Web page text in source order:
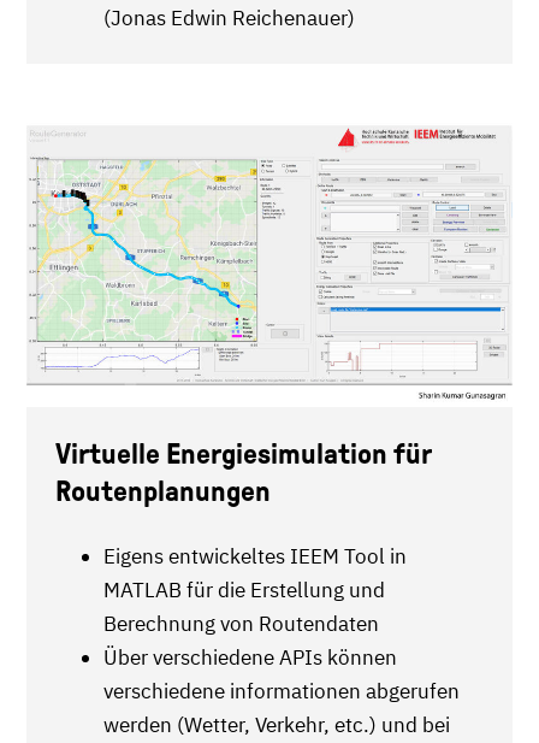
(Jonas Edwin Reichenauer)
Virtuelle Energiesimulation für
Routenplanungen
Eigens entwickeltes IEEM Tool in
MATLAB für die Erstellung und
Berechnung von Routendaten
Über verschiedene APIs können
verschiedene informationen abgerufen
werden (Wetter, Verkehr, etc.) und bei